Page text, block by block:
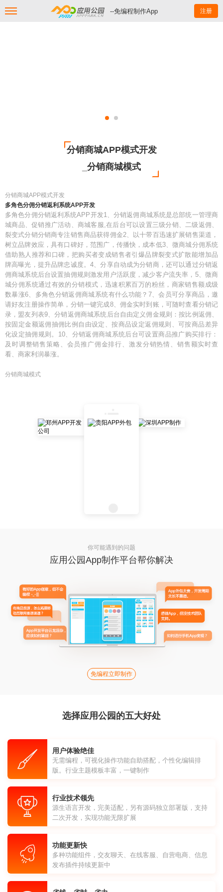
--免编程制作App 注册
分销商城APP模式开发
_分销商城模式
分销商城APP模式开发
多角色分佣分销返利系统APP开发
多角色分佣分销返利系统APP开发1、分销返佣商城系统是总部统一管理商
城商品、促销推广活动、商城客服,在后台可以设置三级分销、二级返佣、
裂变式分销分销商专注销售商品获得佣金2、以十带百迅速扩展销售渠道，
树立品牌效应，具有口碑好，范围广，传播快，成本低3、微商城分佣系统
借助熟人推荐和口碑，把购买者变成销售者引爆品牌裂变式扩散能增加品
牌高曝光，提升品牌忠诚度。4、分享自动成为分销商，还可以通过分销返
佣商城系统后台设置抽佣规则激发用户活跃度，减少客户流失率，5、微商
城分佣系统通过有效的分销模式，迅速积累百万的粉丝，商家销售额成级
数暴涨6、多角色分销返佣商城系统有什么功能？7、会员可分享商品，邀
请好友注册操作简单，分销一键完成8、佣金实时到账，可随时查看分销记
录，盟友列表9、分销返佣商城系统后台自由定义佣金规则：按比例返佣、
按固定金额返佣抽佣比例自由设定、按商品设定返佣规则、可按商品差异
化设定抽佣规则。10、分销返佣商城系统后台可设置商品推广购买排行：
及时调整销售策略、会员推广佣金排行、激发分销热情、销售额实时查
看、商家利润暴涨。
分销商城模式
你可能遇到的问题
应用公园App制作平台帮你解决
免编程立即制作
选择应用公园的五大好处
用户体验绝佳
无需编程，可视化操作功能自助搭配，个性化编辑排
版。行业主题模板丰富，一键制作
行业技术领先
源生语言开发，完美适配，另有源码独立部署版，支持
二次开发，实现功能无限扩展
功能更新快
多种功能组件，交友聊天、在线客服、自营电商、信息
发布插件持续更新中